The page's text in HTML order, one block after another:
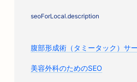
seoForLocal.description
腹部形成術（タミータック）サ
美容外科のためのSEO